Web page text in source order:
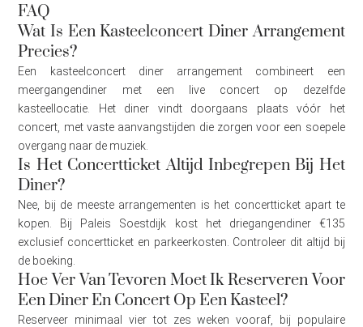
FAQ
Wat Is Een Kasteelconcert Diner Arrangement
Precies?
Een kasteelconcert diner arrangement combineert een
meergangendiner met een live concert op dezelfde
kasteellocatie. Het diner vindt doorgaans plaats vóór het
concert, met vaste aanvangstijden die zorgen voor een soepele
overgang naar de muziek.
Is Het Concertticket Altijd Inbegrepen Bij Het
Diner?
Nee, bij de meeste arrangementen is het concertticket apart te
kopen. Bij Paleis Soestdijk kost het driegangendiner €135
exclusief concertticket en parkeerkosten. Controleer dit altijd bij
de boeking.
Hoe Ver Van Tevoren Moet Ik Reserveren Voor
Een Diner En Concert Op Een Kasteel?
Reserveer minimaal vier tot zes weken vooraf, bij populaire